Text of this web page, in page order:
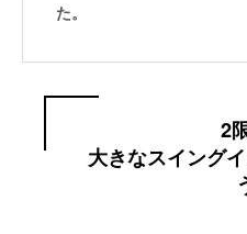
た。
2
大きなスイング